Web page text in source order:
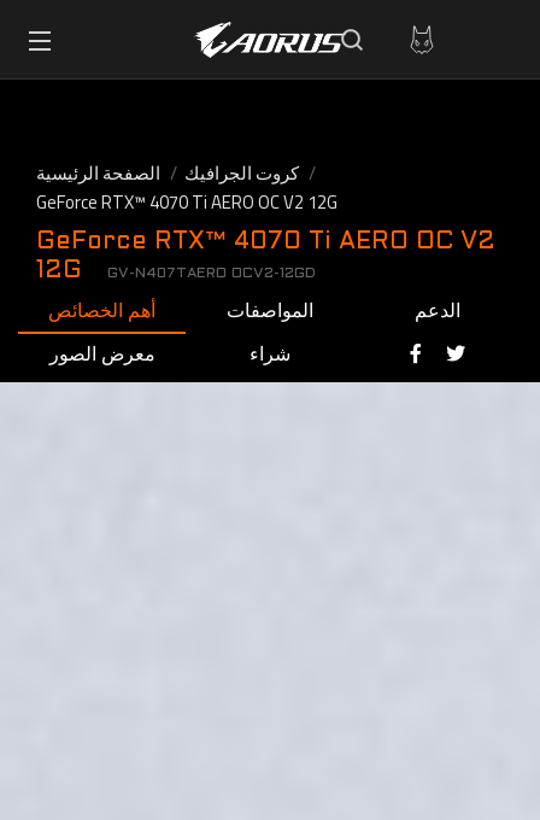
الصفحة الرئيسية
كروت الجرافيك
GeForce RTX™ 4070 Ti AERO OC V2 12G
GeForce RTX™ 4070 Ti AERO OC V2
12G
GV-N407TAERO OCV2-12GD
أهم الخصائص المواصفات
الدعم
معرض الصور
شراء